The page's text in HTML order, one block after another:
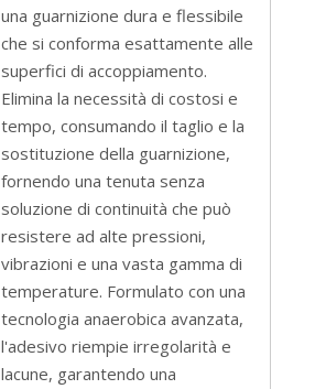
una guarnizione dura e flessibile
che si conforma esattamente alle
superfici di accoppiamento.
Elimina la necessità di costosi e
tempo, consumando il taglio e la
sostituzione della guarnizione,
fornendo una tenuta senza
soluzione di continuità che può
resistere ad alte pressioni,
vibrazioni e una vasta gamma di
temperature. Formulato con una
tecnologia anaerobica avanzata,
l'adesivo riempie irregolarità e
lacune, garantendo una